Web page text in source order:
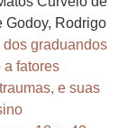
Godoy, Rodrigo
graduandos
a fatores
e suas